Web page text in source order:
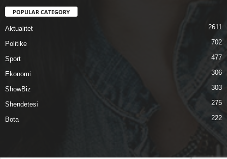
POPULAR CATEGORY
Aktualitet 2611
Politike 702
Sport 477
Ekonomi 306
ShowBiz 303
Shendetesi 275
Bota 222